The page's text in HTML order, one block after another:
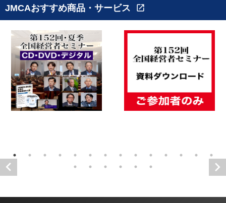
JMCAおすすめ商品・サービス open_in_new